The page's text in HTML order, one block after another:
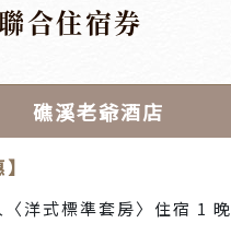
合住宿券
礁溪老爺酒店
洋式標準套房〉住宿 1 晚